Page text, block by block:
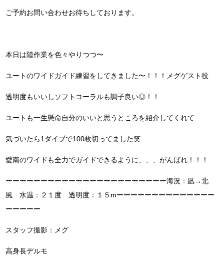
ご予約お問い合わせお待ちしております。
本日は陸作業を色々やりつつ〜
ユートのワイドガイド練習をしてきました〜！！！メグゲスト役
透明度もいいしソフトコーラルも調子良い◎！！
ユートも一生懸命自分のいいと思うところを紹介してくれて
気づいたら1ダイブで100枚切ってました笑
愛南のワイドも全力でガイドできるように、、、がんばれ！！！
ーーーーーーーーーーーーーーーーーーーーーーー海況：凪→北
風 水温：２１度 透明度：１５mーーーーーーーーーーーーーー
ーーーーー
スタッフ撮影：メグ
高身長デルモ